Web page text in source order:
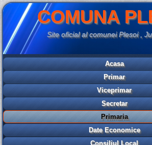
COMUNA
Site oficial al comunei Plesoi ,
Acasa
Primar
Viceprimar
Secretar
Primaria
Date Economice
Consiliul Local